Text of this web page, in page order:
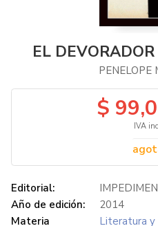
EL
PENELOPE
$
IVA
Editorial:
Año de edición:
2014
Materia
Literatura y